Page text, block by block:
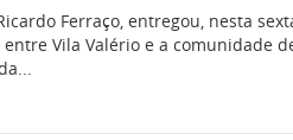
Ferraço, entregou, nesta
entre Vila Valério e a comunidade